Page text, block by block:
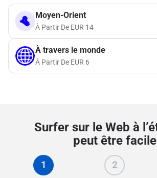
Moyen-Orient
À Partir De EUR 14
À travers le monde
À Partir De EUR 6
Surfer sur le Web à
peut être facile
1 2